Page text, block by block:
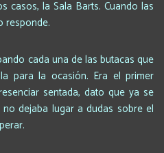
casos, la Sala Barts. Cuando las
responde.
cada una de las butacas que
para la ocasión. Era el primer
sentada, dato que ya se
dejaba lugar a dudas sobre el